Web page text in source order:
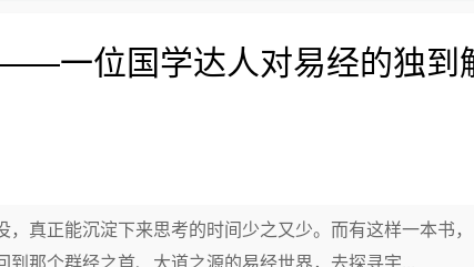
一位国学达人对易经的独到
真正能沉淀下来思考的时间少之又少。而有这样一本书，
那个群经之首、大道之源的易经世界，去探寻宇...